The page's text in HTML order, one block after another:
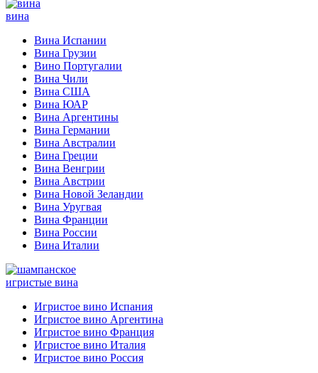
вина
Вина Испании
Вина Грузии
Вино Португалии
Вина Чили
Вина США
Вина ЮАР
Вина Аргентины
Вина Германии
Вина Австралии
Вина Греции
Вина Венгрии
Вина Австрии
Вина Новой Зеландии
Вина Уругвая
Вина Франции
Вина России
Вина Италии
игристые вина
Игристое вино Испания
Игристое вино Аргентина
Игристое вино Франция
Игристое вино Италия
Игристое вино Россия